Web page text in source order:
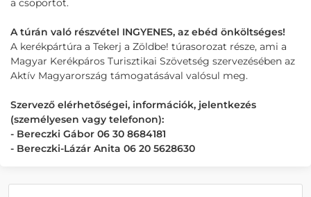
a csoportot.
A túrán való részvétel INGYENES, az ebéd önköltséges!
A kerékpártúra a Tekerj a Zöldbe! túrasorozat része, ami a
Magyar Kerékpáros Turisztikai Szövetség szervezésében az
Aktív Magyarország támogatásával valósul meg.
Szervező elérhetőségei, információk, jelentkezés
(személyesen vagy telefonon):
- Bereczki Gábor 06 30 8684181
- Bereczki-Lázár Anita 06 20 5628630